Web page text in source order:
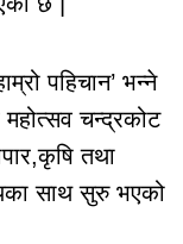
पहिचान’ भन्ने
चन्द्रकोट
तथा
साथ सुरु भएको